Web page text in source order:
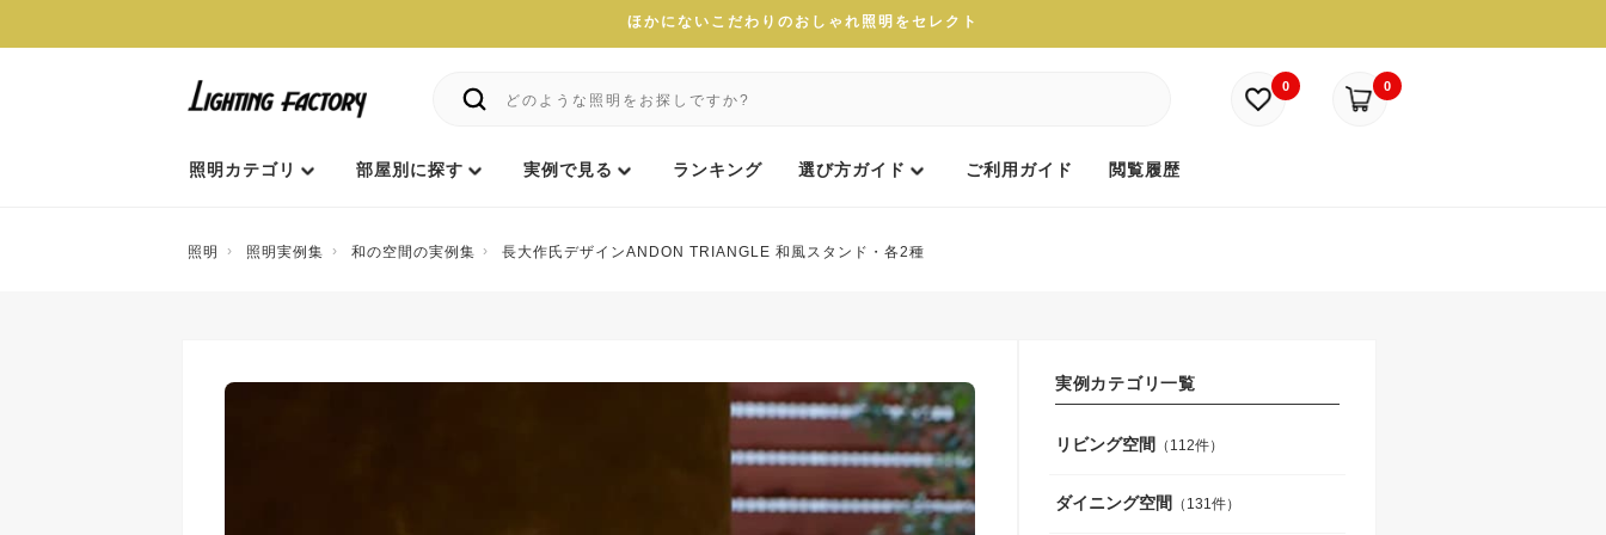
ほかにないこだわりのおしゃれ照明をセレクト
0 0
照明カテゴリ 部屋別に探す 実例で見る ランキング 選び方ガイド ご利用ガイド 閲覧履歴
照明 照明実例集 和の空間の実例集 長大作氏デザインANDON TRIANGLE 和風スタンド・各2種
実例カテゴリ一覧
リビング空間 （112件）
ダイニング空間 （131件）